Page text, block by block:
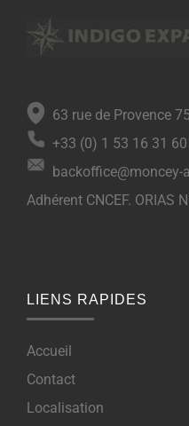
63 rue de Provence
+33 (0) 1 53 16 31 60
backoffice@moncey-
Adhérent CNCEF. ORIAS
LIENS RAPIDES
Accueil
Contact
Localisation